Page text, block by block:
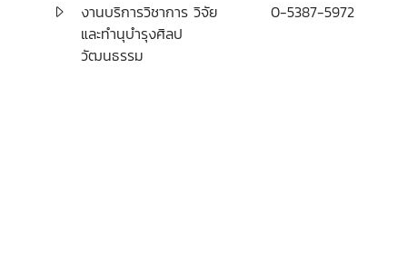
งานบริการวิชาการ วิจัย
และทำนุบำรุงศิลป
วัฒนธรรม
0-5387-5972